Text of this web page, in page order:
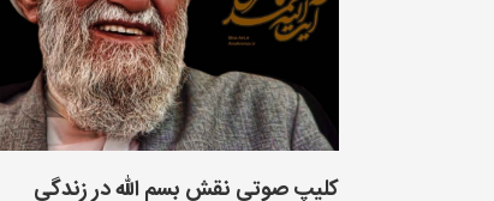
کلیپ صوتی نقش بسم الله در زندگی